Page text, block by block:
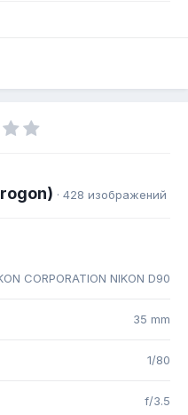
· 428 изображений
CORPORATION NIKON D90
35 mm
1/80
f/3.5